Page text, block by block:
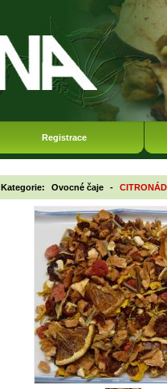
Registrace
Kategorie: Ovocné čaje -